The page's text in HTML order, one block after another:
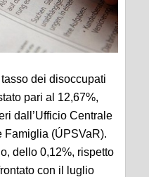
dei disoccupati
pari al 12,67%,
dall’Ufficio Centrale
Famiglia (ÚPSVaR).
dello 0,12%, rispetto
con il luglio